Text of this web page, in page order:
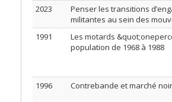
2023
Penser les transitions
militantes au sein des
1991
Les motards
population de 1968 à 1988
1996
Contrebande et marché